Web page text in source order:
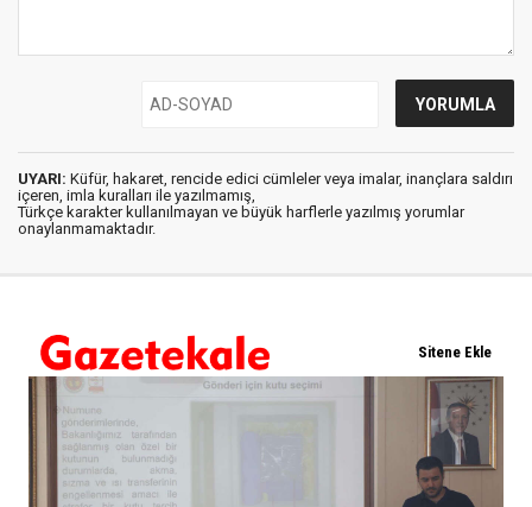
UYARI: Küfür, hakaret, rencide edici cümleler veya imalar, inançlara saldırı
içeren, imla kuralları ile yazılmamış,
Türkçe karakter kullanılmayan ve büyük harflerle yazılmış yorumlar
onaylanmamaktadır.